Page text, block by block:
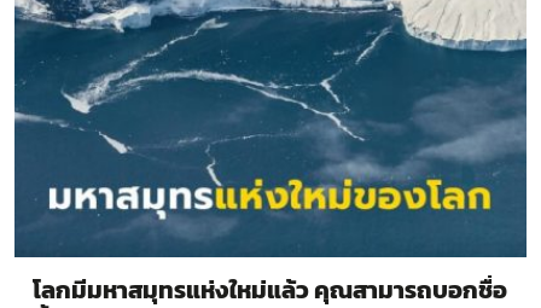
โลกมีมหาสมุทรแห่งใหม่แล้ว คุณสามารถบอกชื่อ